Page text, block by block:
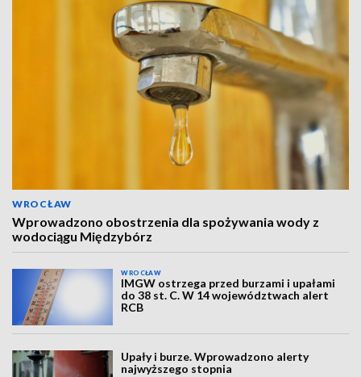
WROCŁAW
Wprowadzono obostrzenia dla spożywania wody z
wodociągu Międzybórz
WROCŁAW
IMGW ostrzega przed burzami i upałami
do 38 st. C. W 14 województwach alert
RCB
Upały i burze. Wprowadzono alerty
najwyższego stopnia